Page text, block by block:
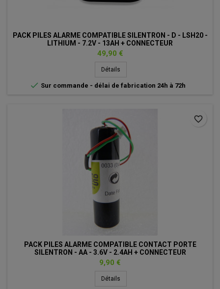
PACK PILES ALARME COMPATIBLE SILENTRON - D - LSH20 -
LITHIUM - 7.2V - 13AH + CONNECTEUR
Prix
49,90 €
Détails
 Sur commande - délai de fabrication 24h à 72h
PACK PILES ALARME COMPATIBLE CONTACT PORTE
SILENTRON - AA - 3.6V - 2.4AH + CONNECTEUR
Prix
9,90 €
Détails
favorite_border